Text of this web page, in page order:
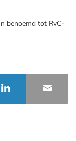
benoemd tot RvC-